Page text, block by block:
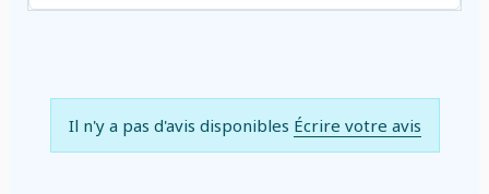
Il n'y a pas d'avis disponibles Écrire votre avis